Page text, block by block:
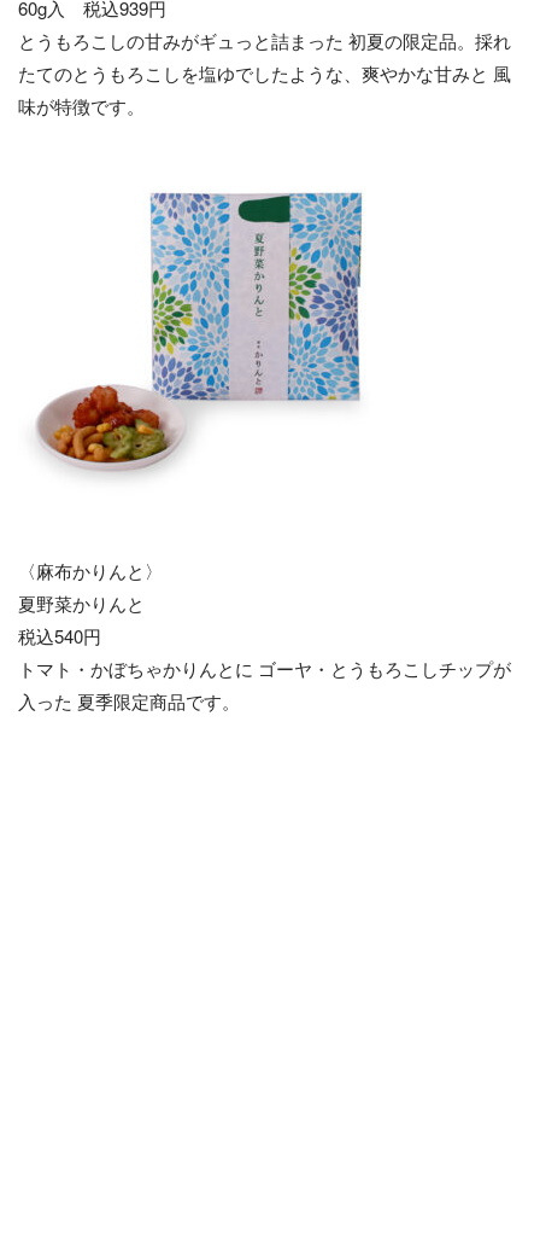
60g入 税込939円
とうもろこしの甘みがギュっと詰まった 初夏の限定品。採れ
たてのとうもろこしを塩ゆでしたような、爽やかな甘みと 風
味が特徴です。
〈麻布かりんと〉
夏野菜かりんと
税込540円
トマト・かぼちゃかりんとに ゴーヤ・とうもろこしチップが
入った 夏季限定商品です。